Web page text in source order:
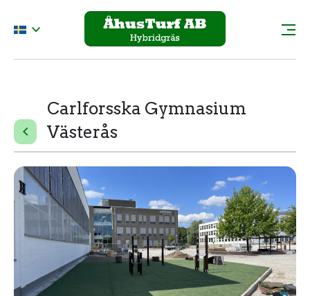
Carlforsska Gymnasium
Västerås